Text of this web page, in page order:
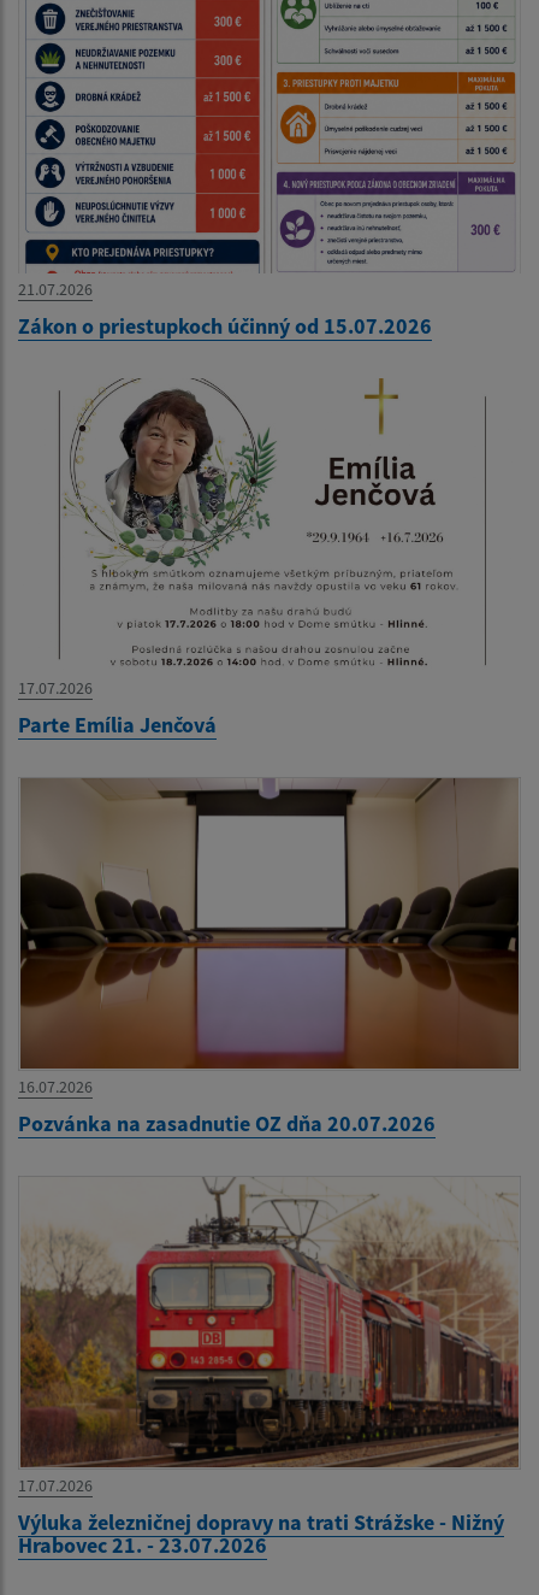
21.07.2026
Zákon o priestupkoch účinný od 15.07.2026
17.07.2026
Parte Emília Jenčová
16.07.2026
Pozvánka na zasadnutie OZ dňa 20.07.2026
17.07.2026
Výluka železničnej dopravy na trati Strážske - Nižný
Hrabovec 21. - 23.07.2026